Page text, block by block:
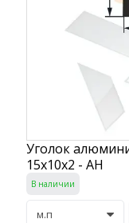
Уголок
15х10х2 - АН
В наличии